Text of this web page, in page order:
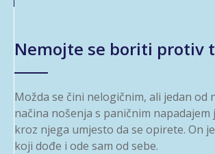
Nemojte se boriti protiv
Možda se čini nelogičnim, ali jedan od
načina nošenja s paničnim napadajem
kroz njega umjesto da se opirete. On
koji dođe i ode sam od sebe.